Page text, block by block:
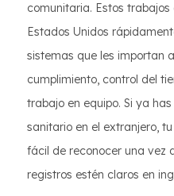
comunitaria. Estos
Estados Unidos
sistemas que les importan
cumplimiento, control del
trabajo en equipo. Si ya
sanitario en el extranjero,
fácil de reconocer una vez
registros estén claros en